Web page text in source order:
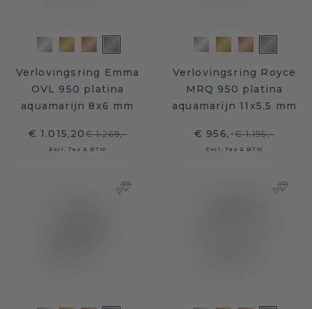
Verlovingsring Emma
OVL 950 platina
aquamarijn 8x6 mm
€ 1.015,20€ 1.269,-
Excl. Tax & BTW
Verlovingsring Royce
MRQ 950 platina
aquamarijn 11x5.5 mm
€ 956,-€ 1.195,-
Excl. Tax & BTW